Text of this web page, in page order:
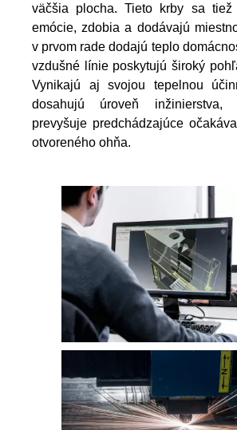
väčšia plocha. Tieto krby sa tiež
emócie, zdobia a dodávajú
v prvom rade dodajú teplo
vzdušné línie poskytujú široký
Vynikajú aj svojou tepelnou
dosahujú úroveň inžinierstva,
prevyšuje predchádzajúce
otvoreného ohňa.